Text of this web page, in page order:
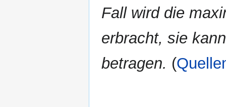
Fall wird die
erbracht, sie
betragen. (